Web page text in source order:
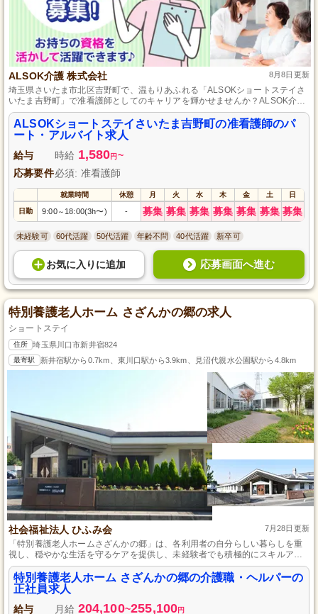
ALSOK介護 株式会社 8月8日更新
埼玉県さいたま市北区吉野町で、温もりあふれる「ALSOKショートステイさ
いたま吉野町」で准看護師としてのキャリアを輝かせませんか？ALSOK介護
株式会社が運営する当施設では、利用者様にやさしい医療ケアを提供するス
タッフを募集しています。パート・アルバイトでの勤務で、ライフスタイル
に合わせた柔軟な働き方が可能。資格を活かし、心温まるケアを一緒に提供
しましょう。応募お待ちしています。
ALSOKショートステイさいたま吉野町の准看護師のパ
ート・アルバイト求人
給与 時給 1,580円 ~
応募要件必須: 准看護師
就業時間 休憩 月 火 水 木 金 土 日
日勤 9:00～ 18:00(3h〜) - 募集 募集 募集 募集 募集 募集 募集
未経験可 60代活躍 50代活躍 年齢不問 40代活躍 新卒可
お気に入り に追加 応募画面へ進む
特別養護老人ホーム さざんかの郷の求人
ショートステイ
住所 埼玉県川口市新井宿824
最寄駅 新井宿駅から0.7km、東川口駅から3.9km、見沼代親水公園駅から4.8km
社会福祉法人 ひふみ会 7月28日更新
「特別養護老人ホームさざんかの郷」は、各利用者の自分らしい暮らしを重
視し、穏やかな生活を守るケアを提供し、未経験者でも積極的にスキルアッ
プができる介護施設です。
特別養護老人ホーム さざんかの郷の介護職・ヘルパーの
正社員求人
給与 月給 204,100~255,100円